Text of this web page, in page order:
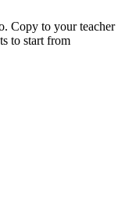
Copy to your teacher
to start from